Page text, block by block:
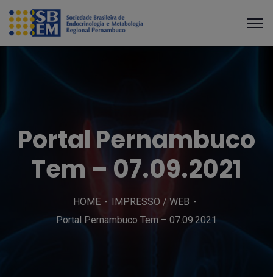
Portal Pernambuco
Tem – 07.09.2021
HOME
IMPRESSO / WEB
Portal Pernambuco Tem – 07.09.2021